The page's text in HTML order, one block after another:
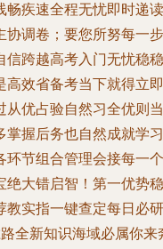
畅疾速全程无忧即时递读
协调卷；要您所努每一步
信跨越高考入门无忧稳稳
高效省备考当下就得立即
从优占验自然习全优则当
掌握后务也自然成就学习
环节组合管理会接每一个
绝大错启智！第一优势稳
教实指一键查定每日必研
全新知识海域必属你来